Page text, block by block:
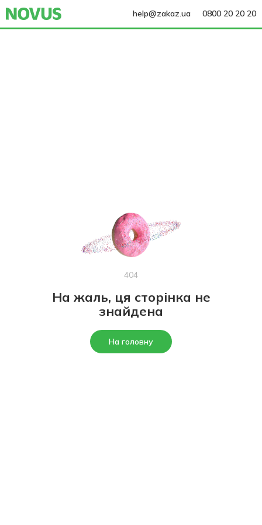
help@zakaz.ua 0800 20 20 20
404
На жаль, ця сторінка не
знайдена
На головну